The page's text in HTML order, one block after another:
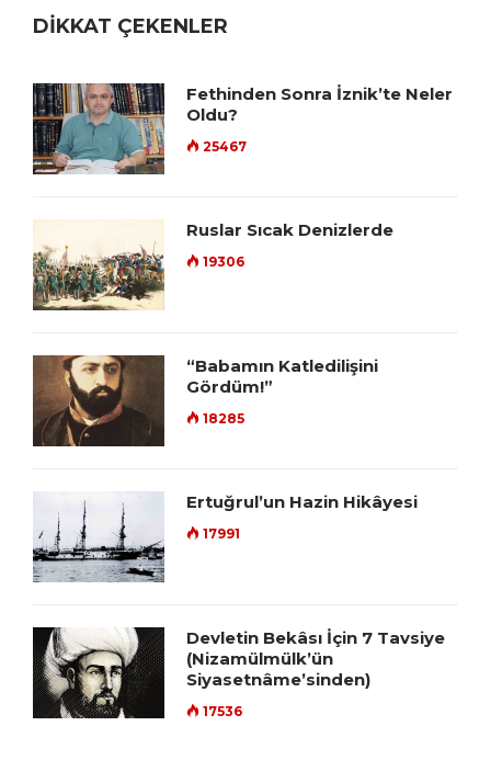
DİKKAT ÇEKENLER
Fethinden Sonra İznik’te Neler
Oldu?
25467
Ruslar Sıcak Denizlerde
19306
“Babamın Katledilişini
Gördüm!”
18285
Ertuğrul’un Hazin Hikâyesi
17991
Devletin Bekâsı İçin 7 Tavsiye
(Nizamülmülk’ün
Siyasetnâme’sinden)
17536